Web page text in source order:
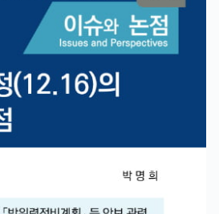
車は売れている。6カ月で対前年同期比
出て行け！」「極右勢力」のプラカー
」⇒ だから無理だってば。
の名物教授も登場！